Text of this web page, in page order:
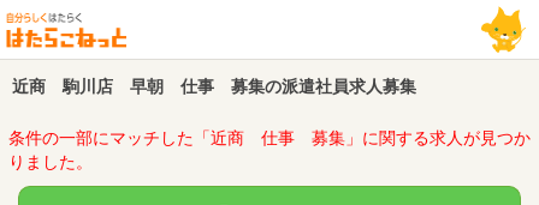
近商 駒川店 早朝 仕事 募集の派遣社員求人募集
条件の一部にマッチした「近商 仕事 募集」に関する求人が見つか
りました。